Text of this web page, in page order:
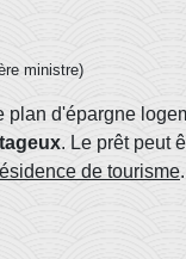
ministre)
plan d'épargne
. Le prêt peut
de tourisme